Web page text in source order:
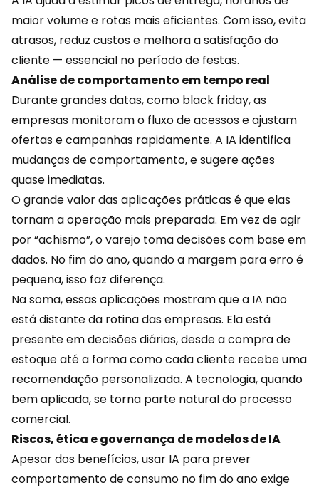
maior volume e rotas mais eficientes. Com isso, evita
atrasos, reduz custos e melhora a satisfação do
cliente — essencial no período de festas.
Análise de comportamento em tempo real
Durante grandes datas, como black friday, as
empresas monitoram o fluxo de acessos e ajustam
ofertas e campanhas rapidamente. A IA identifica
mudanças de comportamento, e sugere ações
quase imediatas.
O grande valor das aplicações práticas é que elas
tornam a operação mais preparada. Em vez de agir
por “achismo”, ovarejo toma decisões com base em
dados. No fim do ano, quando a margem para erro é
pequena, isso faz diferença.
Na soma, essas aplicações mostram que a IA não
está distante da rotina das empresas. Ela está
presente em decisões diárias, desde a compra de
estoque até a forma como cada cliente recebe uma
recomendação personalizada. A tecnologia, quando
bem aplicada, se torna parte natural do processo
comercial.
Riscos, ética e governança de modelos de IA
Apesar dos benefícios, usar IA para prever
comportamento de consumo no fim do ano exige